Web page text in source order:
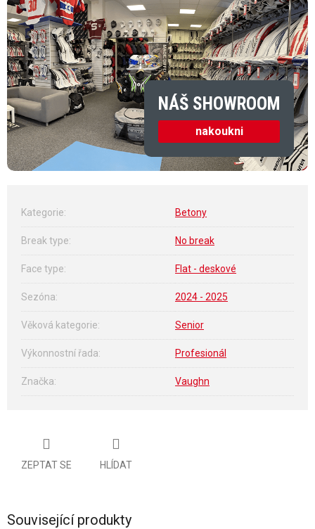
NÁŠ SHOWROOM
nakoukni
Kategorie: Betony
Break type: No break
Face type: Flat - deskové
Sezóna: 2024 - 2025
Věková kategorie: Senior
Výkonnostní řada: Profesionál
Značka: Vaughn
ZEPTAT SE HLÍDAT
Související produkty